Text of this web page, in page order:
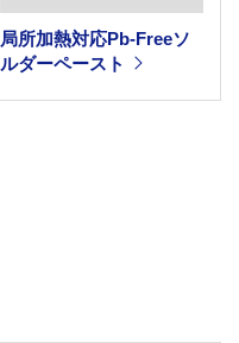
局所加熱対応Pb-Freeソ
ルダーペースト